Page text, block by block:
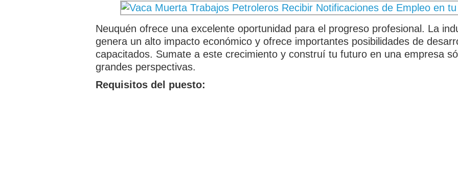
Neuquén ofrece una excelente oportunidad para el progreso profesional. La
genera un alto impacto económico y ofrece importantes posibilidades de
capacitados. Sumate a este crecimiento y construí tu futuro en una empresa
grandes perspectivas.
Requisitos del puesto: